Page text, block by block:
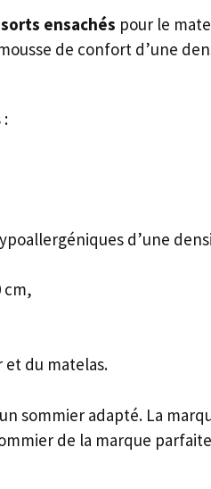
ensachés pour le
de confort d’une
:
d’une
cm,
et du matelas.
sommier adapté. La
de la marque